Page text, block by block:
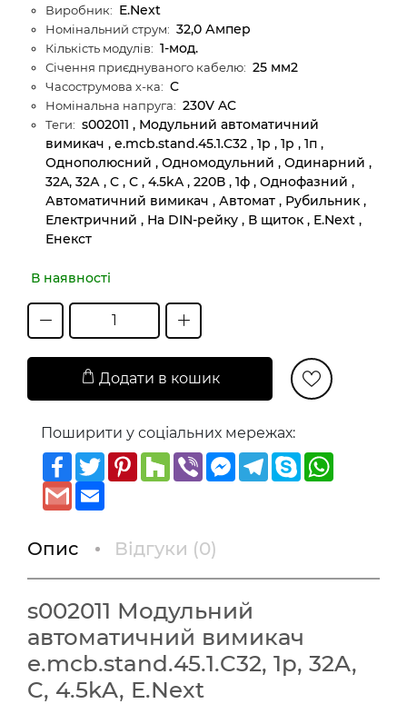
Виробник: E.Next
Номінальний струм: 32,0 Ампер
Кількість модулів: 1-мод.
Січення приєднуваного кабелю: 25 мм2
Часострумова х-ка: C
Номінальна напруга: 230V AC
Теги: s002011 , Модульний автоматичний
вимикач , e.mcb.stand.45.1.C32 , 1p , 1р , 1п ,
Однополюсний , Одномодульний , Одинарний ,
32A, 32А , C , С , 4.5kA , 220В , 1ф , Однофазний ,
Автоматичний вимикач , Автомат , Рубильник ,
Електричний , На DIN-рейку , В щиток , E.Next ,
Енекст
В наявності
Додати в кошик
Поширити у соціальних мережах:
Facebook
TwitterPinterest
HouzzViberMessenger
Telegram
Skype
Gmail
Опис Відгуки (0)
s002011 Модульний
автоматичний вимикач
e.mcb.stand.45.1.C32, 1p, 32A,
C, 4.5kA, E.Next